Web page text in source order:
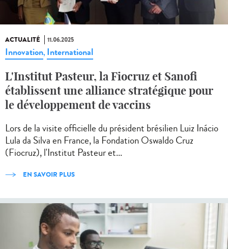
ACTUALITÉ 11.06.2025
Innovation, International
L'Institut Pasteur, la Fiocruz et Sanofi
établissent une alliance stratégique pour
le développement de vaccins
Lors de la visite officielle du président brésilien Luiz Inácio
Lula da Silva en France, la Fondation Oswaldo Cruz
(Fiocruz), l'Institut Pasteur et...
EN SAVOIR PLUS